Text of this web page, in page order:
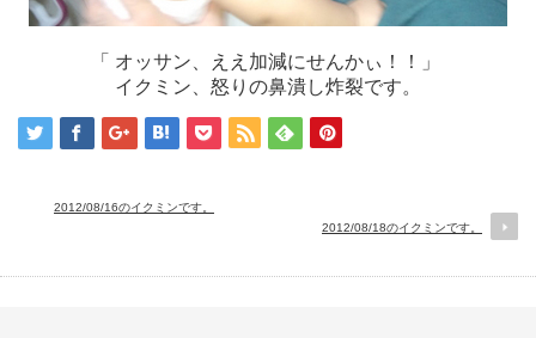
「 オッサン、ええ加減にせんかぃ！！」
イクミン、怒りの鼻潰し炸裂です。
2012/08/16のイクミンです。
2012/08/18のイクミンです。